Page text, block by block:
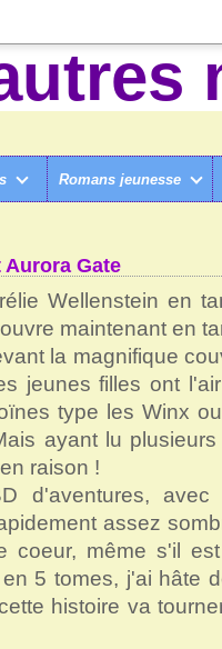
Romans jeunesse
D'AURÉLIE
Gate
Wellenstein en
maintenant en
la magnifique
jeunes filles ont
type les Winx
ayant lu plusieurs
raison !
d'aventures,
assez
même s'il
5 tomes, j'ai hâte
histoire va